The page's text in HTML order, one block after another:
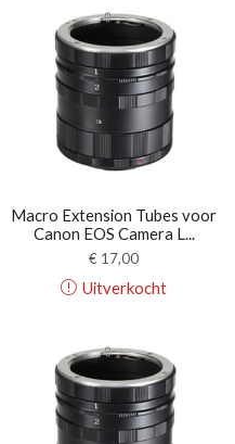
Macro Extension Tubes voor
Canon EOS Camera L...
€ 17,00
Uitverkocht